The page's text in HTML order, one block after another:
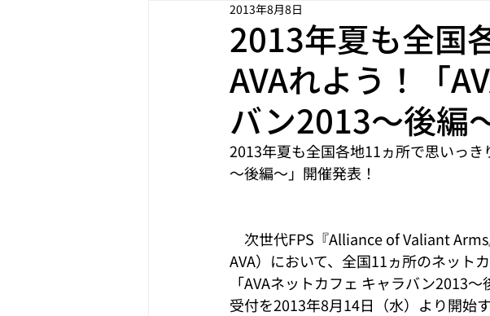
2013年夏も全国
AVAれよう！「
バン2013～後編
2013年8月8日
2013年夏も全国各地11ヵ所で思いっき
～後編～」開催発表！
次世代FPS『Alliance of Valiant
AVA）において、全国11ヵ所のネット
「AVAネットカフェ キャラバン2013
受付を2013年8月14日（水）より開始